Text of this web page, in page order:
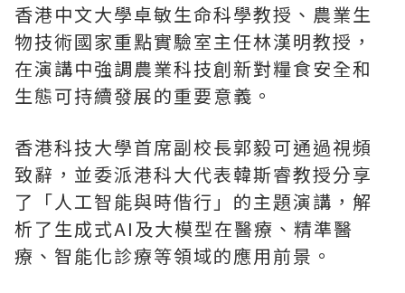
香港中文大學卓敏生命科學教授、農業生
物技術國家重點實驗室主任林漢明教授，
在演講中強調農業科技創新對糧食安全和
生態可持續發展的重要意義。
香港科技大學首席副校長郭毅可通過視頻
致辭，並委派港科大代表韓斯睿教授分享
了「人工智能與時偕行」的主題演講，解
析了生成式AI及大模型在醫療、精準醫
療、智能化診療等領域的應用前景。